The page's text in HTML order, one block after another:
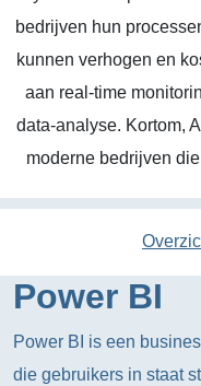
bedrijven hun
kunnen verhogen en
aan real-time
data-analyse. Kortom,
moderne bedrijven
Power BI
Power BI is een
die gebruikers in staat